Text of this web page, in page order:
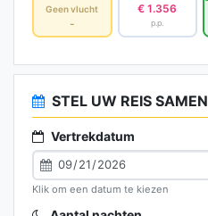
Geen vlucht
-
€ 1.356
p.p.
STEL UW REIS SAMEN
Vertrekdatum
Klik om een datum te kiezen